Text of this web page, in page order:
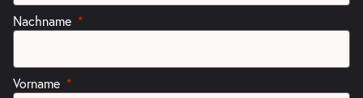
10.03.2027
Mi. 10.03.2027
19:30–21:30 Uhr
Nachname
Vorname